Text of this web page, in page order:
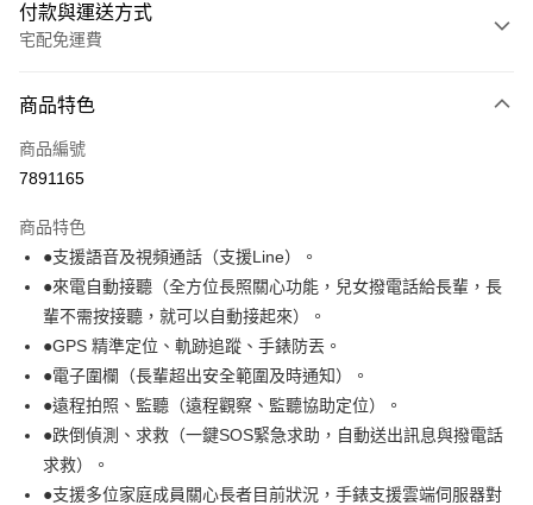
付款與運送方式
宅配免運費
全家線上支付
運送方式
本島宅配-活動商品
免運費
離島宅配-常溫商品
免運費
商品特色
商品編號
7891165
商品特色
●支援語音及視頻通話（支援Line）。
●來電自動接聽（全方位長照關心功能，兒女撥電話給長輩，長
輩不需按接聽，就可以自動接起來）。
●GPS 精準定位、軌跡追蹤、手錶防丟。
●電子圍欄（長輩超出安全範圍及時通知）。
●遠程拍照、監聽（遠程觀察、監聽協助定位）。
●跌倒偵測、求救（一鍵SOS緊急求助，自動送出訊息與撥電話
求救）。
●支援多位家庭成員關心長者目前狀況，手錶支援雲端伺服器對